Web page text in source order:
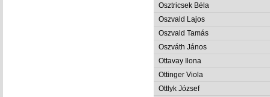
Osztricsek Béla
Oszvald Lajos
Oszvald Tamás
Oszváth János
Ottavay Ilona
Ottinger Viola
Ottlyk József